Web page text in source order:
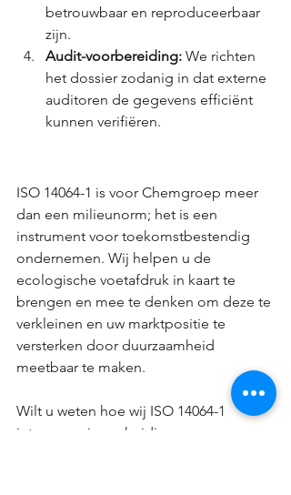
betrouwbaar en reproduceerbaar
zijn.
Audit-voorbereiding: We richten
het dossier zodanig in dat externe
auditoren de gegevens efficiënt
kunnen verifiëren.
ISO 14064-1 is voor Chemgroep meer
dan een milieunorm; het is een
instrument voor toekomstbestendig
ondernemen. Wij helpen u de
ecologische voetafdruk in kaart te
brengen en mee te denken om deze te
verkleinen en uw marktpositie te
versterken door duurzaamheid
meetbaar te maken.
Wilt u weten hoe wij ISO 14064-1
integreren in uw huidige